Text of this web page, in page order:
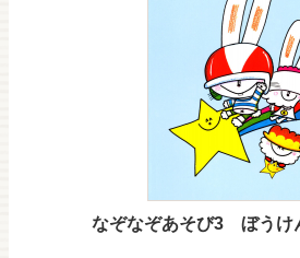
なぞなぞあそび3 ぼうけ